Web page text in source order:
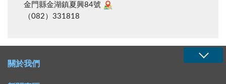
金門縣金湖鎮夏興84號
（082）331818
關於我們